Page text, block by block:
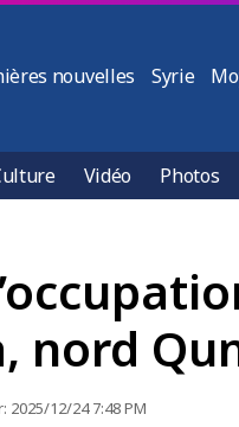
nouvelles Syrie
Vidéo Photos
nord
2025/12/24 7:48 PM